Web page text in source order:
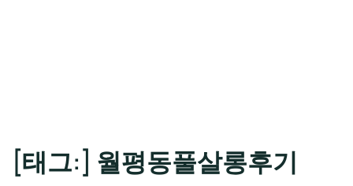
[태그:] 월평동풀살롱후기